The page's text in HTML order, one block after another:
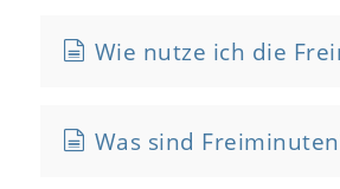
Wie nutze ich die
Was sind